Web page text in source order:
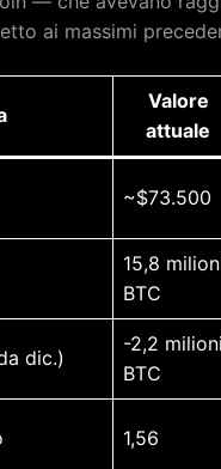
ai massimi
Valore
attuale
~$73.500
15,8
BTC
dic.)
-2,2 milioni
BTC
1,56